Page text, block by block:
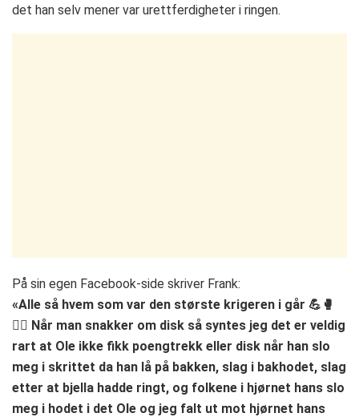
det han selv mener var urettferdigheter i ringen.
På sin egen Facebook-side skriver Frank:
«Alle så hvem som var den største krigeren i går 💪🥊
🤷‍♂️ Når man snakker om disk så syntes jeg det er veldig
rart at Ole ikke fikk poengtrekk eller disk når han slo
meg i skrittet da han lå på bakken, slag i bakhodet, slag
etter at bjella hadde ringt, og folkene i hjørnet hans slo
meg i hodet i det Ole og jeg falt ut mot hjørnet hans